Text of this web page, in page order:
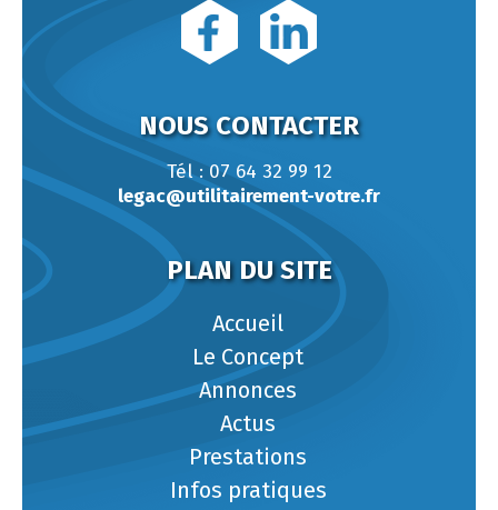
NOUS CONTACTER
Tél : 07 64 32 99 12
legac@utilitairement-votre.fr
PLAN DU SITE
Accueil
Le Concept
Annonces
Actus
Prestations
Infos pratiques